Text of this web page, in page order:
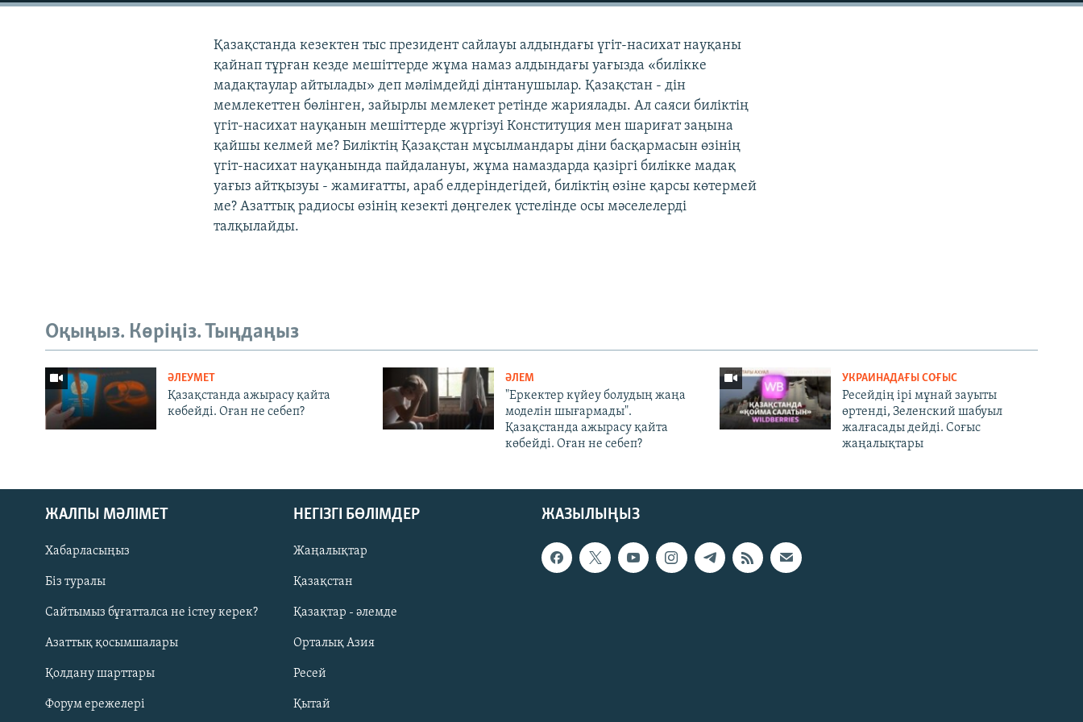
Русский
ЖАЗЫЛЫҢЫЗ
Қазақстанда кезектен тыс президент сайлауы алдындағы үгіт-насихат науқаны
қайнап тұрған кезде мешіттерде жұма намаз алдындағы уағызда «билікке
мадақтаулар айтылады» деп мәлімдейді дінтанушылар. Қазақстан - дін
мемлекеттен бөлінген, зайырлы мемлекет ретінде жариялады. Ал саяси биліктің
үгіт-насихат науқанын мешіттерде жүргізуі Конституция мен шариғат заңына
қайшы келмей ме? Биліктің Қазақстан мұсылмандары діни басқармасын өзінің
үгіт-насихат науқанында пайдалануы, жұма намаздарда қазіргі билікке мадақ
уағыз айтқызуы - жамиғатты, араб елдеріндегідей, биліктің өзіне қарсы көтермей
ме? Азаттық радиосы өзінің кезекті дөңгелек үстелінде осы мәселелерді
талқылайды.
Оқыңыз. Көріңіз. Тыңдаңыз
ӘЛЕУМЕТ
Қазақстанда ажырасу қайта
көбейді. Оған не себеп?
ӘЛЕМ
"Еркектер күйеу болудың жаңа
моделін шығармады".
Қазақстанда ажырасу қайта
көбейді. Оған не себеп?
УКРАИНАДАҒЫ СОҒЫС
Ресейдің ірі мұнай зауыты
өртенді, Зеленский шабуыл
жалғасады дейді. Соғыс
жаңалықтары
ЖАЗЫЛЫҢЫЗ
ЖАЛПЫ МӘЛІМЕТ
Хабарласыңыз
Біз туралы
Сайтымыз бұғатталса не істеу керек?
Азаттық қосымшалары
Қолдану шарттары
Форум ережелері
НЕГІЗГІ БӨЛІМДЕР
Жаңалықтар
Қазақстан
Қазақтар - әлемде
Орталық Азия
Ресей
Қытай